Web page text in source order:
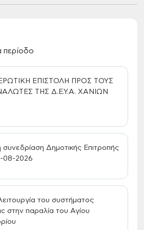
περίοδο
ΕΠΙΣΤΟΛΗ ΠΡΟΣ ΤΟΥΣ
ΤΗΣ Δ.Ε.Υ.Α. ΧΑΝΙΩΝ
συνεδρίαση Δημοτικής Επιτροπής
08-2026
του συστήματος
στην παραλία του Αγίου